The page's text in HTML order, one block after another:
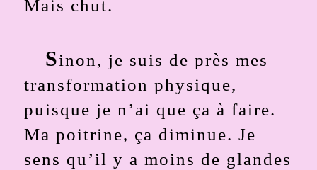
Mais chut.
Sinon, je suis de près mes
transformation physique,
puisque je n’ai que ça à faire.
Ma poitrine, ça diminue. Je
sens qu’il y a moins de glandes